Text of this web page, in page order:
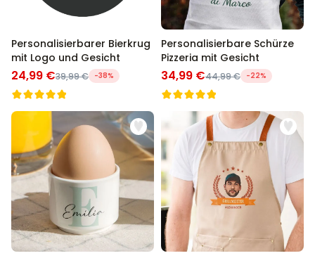
Personalisierbarer Bierkrug
mit Logo und Gesicht
24,99 €39,99 € -38%
Personalisierbare Schürze
Pizzeria mit Gesicht
34,99 €44,99 € -22%